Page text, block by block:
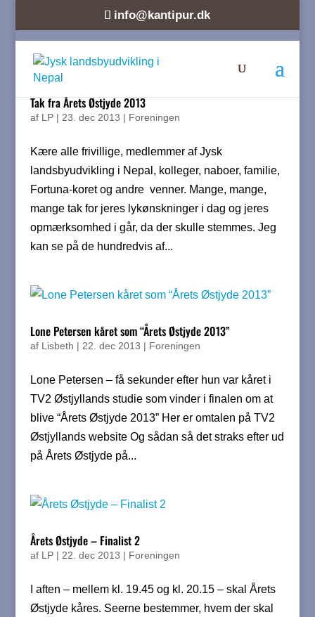
info@kantipur.dk
Tak fra Årets Østjyde 2013
af LP| 23. dec 2013 | Foreningen
Kære alle frivillige, medlemmer af Jysk
landsbyudvikling i Nepal, kolleger, naboer, familie,
Fortuna-koret og andre venner. Mange, mange,
mange tak for jeres lykønskninger i dag og jeres
opmærksomhed i går, da der skulle stemmes. Jeg
kan se på de hundredvis af...
Lone Petersen kåret som “Årets Østjyde 2013”
af Lisbeth | 22. dec 2013 | Foreningen
Lone Petersen – få sekunder efter hun var kåret i
TV2 Østjyllands studie som vinder i finalen om at
blive “Årets Østjyde 2013” Her er omtalen på TV2
Østjyllands website Og sådan så det straks efter ud
på Årets Østjyde på...
Årets Østjyde – Finalist 2
af LP| 22. dec 2013 | Foreningen
I aften – mellem kl. 19.45 og kl. 20.15 – skal Årets
Østjyde kåres. Seerne bestemmer, hvem der skal